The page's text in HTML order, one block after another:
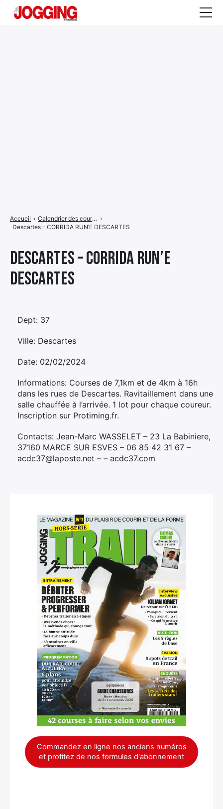
Descartes – CORRIDA RUN’E
DESCARTES
Accueil › Calendrier des courses ›
Descartes – CORRIDA RUN’E DESCARTES
Dept: 37
Ville: Descartes
Date: 02/02/2024
Informations: Courses de 7,1km et de 4km à 16h
dans les rues de Descartes. Ravitaillement dans une
salle chauffée à l’arrivée. 1 lot pour chaque coureur.
Inscription sur Protiming.fr.
Contacts: Jean-Marc WASSELET – 23 La Babiniere,
37160 MARCE SUR ESVES – 06 85 42 31 67 –
acdc37@laposte.net – – acdc37.com
Commandez en ligne nos anciens numéros
et profitez de nos formules d'abonnement
de
menu
Élément
de
Élément
de